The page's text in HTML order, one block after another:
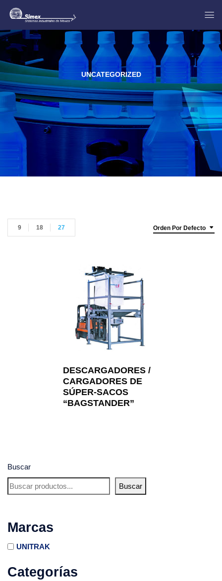
UNCATEGORIZED
Buscar
Buscar
Marcas
UNITRAK
Categorías
Orden Por Defecto
9 18 27
DESCARGADORES /
CARGADORES DE
SÚPER-SACOS
“BAGSTANDER”